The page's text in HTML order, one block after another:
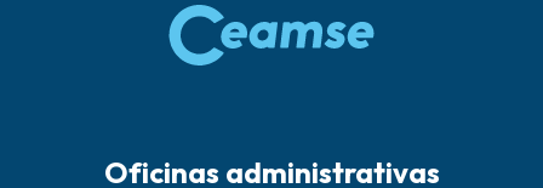
Oficinas administrativas